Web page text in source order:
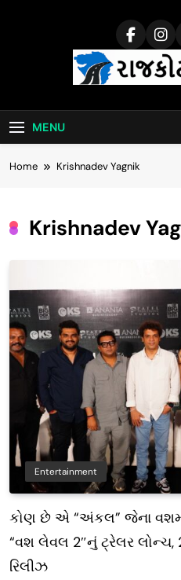
Rajkot
MENU
Home Krishnadev Yagnik
Krishnadev
Entertainment
કોણ છે એ “અંકલ” જેના
“વશ લેવલ 2″નું ટ્રેલર
રિલીઝ